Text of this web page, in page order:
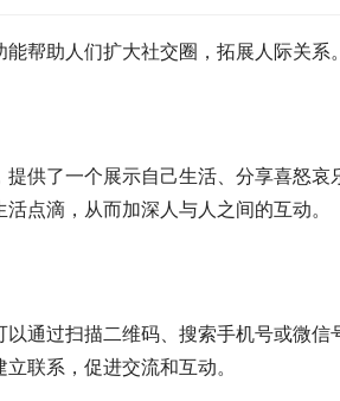
帮助人们扩大社交圈，拓展人际关系。
供了一个展示自己生活、分享喜怒
点滴，从而加深人与人之间的互动。
通过扫描二维码、搜索手机号或微
联系，促进交流和互动。